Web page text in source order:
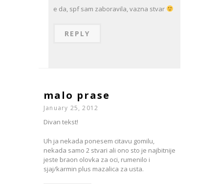
e da, spf sam zaboravila, vazna stvar
REPLY
malo prase
January 25, 2012
Divan tekst!
Uh ja nekada ponesem citavu gomilu,
nekada samo 2 stvari ali ono sto je najbitnije
jeste braon olovka za oci, rumenilo i
sjaj/karmin plus mazalica za usta.